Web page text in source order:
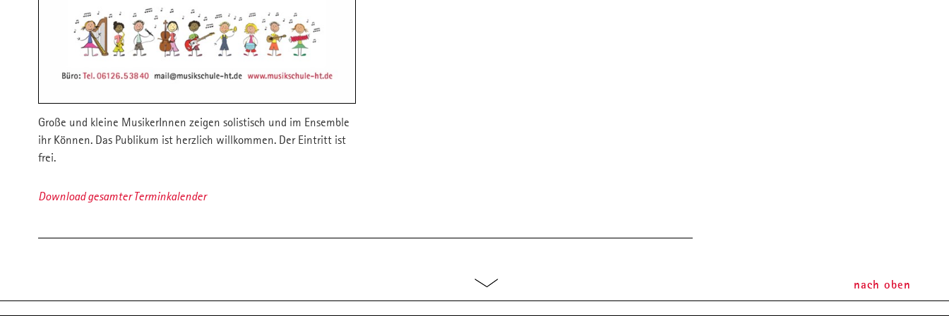
Große und kleine MusikerInnen zeigen solistisch und im Ensemble
ihr Können. Das Publikum ist herzlich willkommen. Der Eintritt ist
frei.
Download gesamter Terminkalender
nach oben